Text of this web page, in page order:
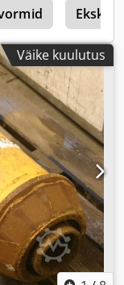
Väike kuulutus